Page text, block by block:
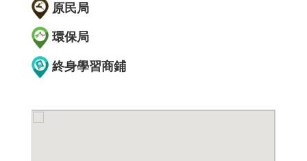
原民局
環保局
終身學習商鋪